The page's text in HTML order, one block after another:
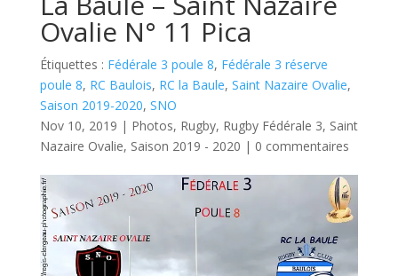
Ovalie N° 11 Pica
Étiquettes : Fédérale 3 poule 8, Fédérale 3 réserve
poule 8, RC Baulois, RC la Baule, Saint Nazaire Ovalie,
Saison 2019-2020, SNO
Nov 10, 2019 | Photos, Rugby, Rugby Fédérale 3, Saint
Nazaire Ovalie, Saison 2019 - 2020 | 0 commentaires